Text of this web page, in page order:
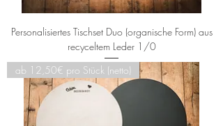
Personalisiertes Tischset Duo (organische Form) aus
recyceltem Leder 1/0
ab 12,50€ pro Stück (netto)